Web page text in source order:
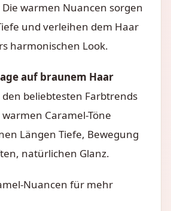
warmen Nuancen sorgen
und verleihen dem Haar
harmonischen Look.
auf braunem Haar
beliebtesten Farbtrends
Caramel-Töne
Längen Tiefe, Bewegung
natürlichen Glanz.
Nuancen für mehr